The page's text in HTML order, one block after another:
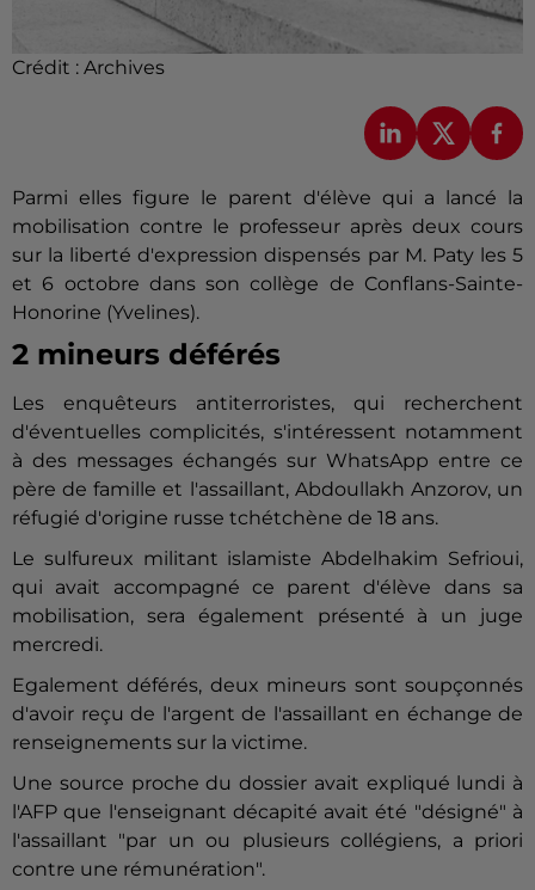
Crédit : Archives
Parmi elles figure le parent d'élève qui a lancé la
mobilisation contre le professeur après deux cours
sur la liberté d'expression dispensés par M. Paty les 5
et 6 octobre dans son collège de Conflans-Sainte-
Honorine (Yvelines).
2 mineurs déférés
Les enquêteurs antiterroristes, qui recherchent
d'éventuelles complicités, s'intéressent notamment
à des messages échangés sur WhatsApp entre ce
père de famille et l'assaillant, Abdoullakh Anzorov, un
réfugié d'origine russe tchétchène de 18 ans.
Le sulfureux militant islamiste Abdelhakim Sefrioui,
qui avait accompagné ce parent d'élève dans sa
mobilisation, sera également présenté à un juge
mercredi.
Egalement déférés, deux mineurs sont soupçonnés
d'avoir reçu de l'argent de l'assaillant en échange de
renseignements sur la victime.
Une source proche du dossier avait expliqué lundi à
l'AFP que l'enseignant décapité avait été "désigné" à
l'assaillant "par un ou plusieurs collégiens, a priori
contre une rémunération".